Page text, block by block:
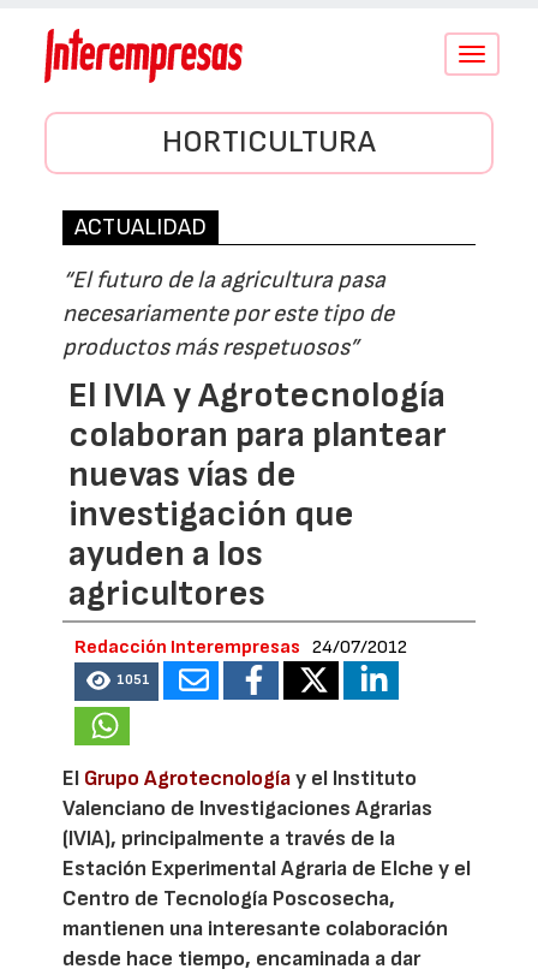
Conmutar
HORTICULTURA
ACTUALIDAD
“El futuro de la agricultura pasa
necesariamente por este tipo de
productos más respetuosos”
El IVIA y Agrotecnología
colaboran para plantear
nuevas vías de
investigación que
ayuden a los
agricultores
Redacción Interempresas 24/07/2012
1051
El Grupo Agrotecnologíay el Instituto
Valenciano de Investigaciones Agrarias
(IVIA), principalmente a través de la
Estación Experimental Agraria de Elche y el
Centro de Tecnología Poscosecha,
mantienen una interesante colaboración
desde hace tiempo, encaminada a dar